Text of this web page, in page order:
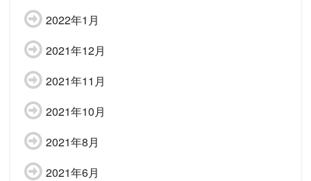
2022年1月
2021年12月
2021年11月
2021年10月
2021年8月
2021年6月